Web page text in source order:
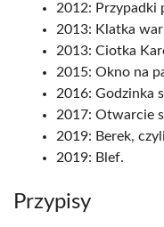
2012: Przypadki
2013: Klatka
2013: Ciotka
2015: Okno na
2016: Godzinka
2017: Otwarcie
2019: Berek,
2019: Blef.
Przypisy